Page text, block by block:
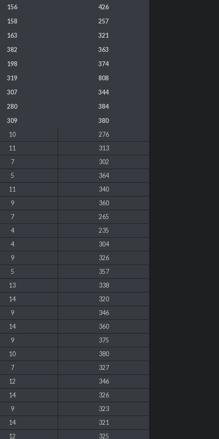
156
426
158
257
163
321
382
363
198
374
319
808
307
344
280
384
309
380
10
276
11
313
7
302
5
364
11
340
9
360
7
265
4
235
4
304
9
326
5
357
13
338
14
320
9
346
14
360
9
375
10
380
7
327
12
346
14
326
9
323
14
321
12
325